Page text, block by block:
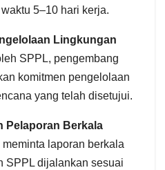
5–10 hari kerja.
Lingkungan
SPPL, pengembang
komitmen pengelolaan
yang telah disetujui.
Pelaporan Berkala
laporan berkala
SPPL dijalankan sesuai